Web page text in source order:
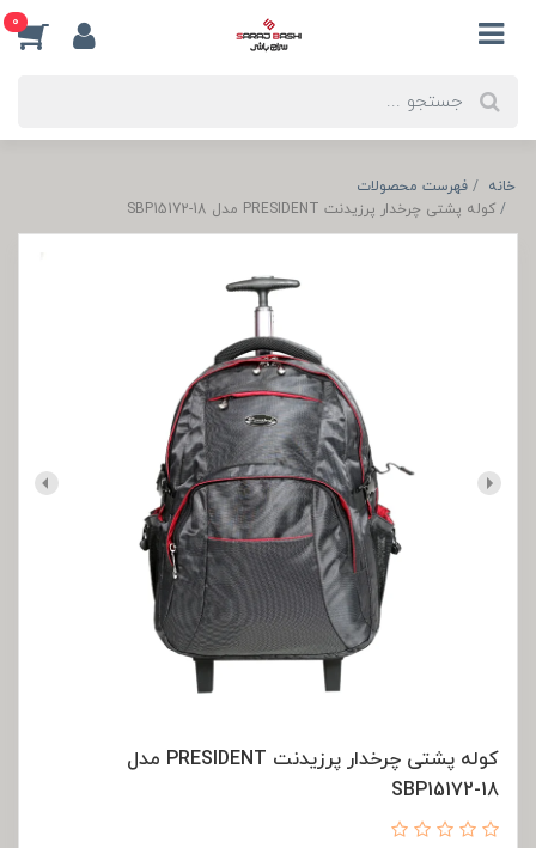
0
خانه
فهرست محصولات
کوله پشتی چرخدار پرزیدنت PRESIDENT مدل SBP15172-18
کوله پشتی چرخدار پرزیدنت PRESIDENT مدل
SBP15172-18